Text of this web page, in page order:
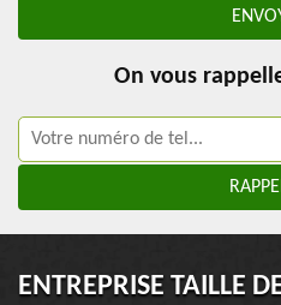
On vous
ENTREPRISE TAILLE